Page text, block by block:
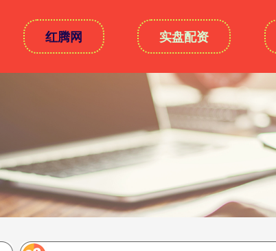
红腾网 实盘配资